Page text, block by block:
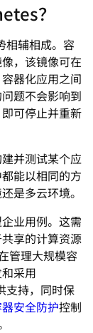
？
相辅相成。容
，该镜像可在
器化应用之间
题不会影响到
可停止并重新
并测试某个应
能以相同的方
是多云环境。
业用例。这需
享的计算资源
管理大规模容
采用
支持，同时保
安全防护控制